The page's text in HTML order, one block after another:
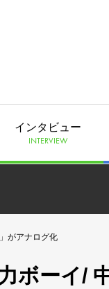
インタビュー
INTERVIEW
がアナログ化
ボーイ/